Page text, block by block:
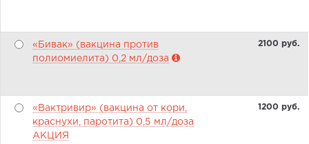
«Бивак» (вакцина против
полиомиелита) 0,2 мл/доза
2100 pуб.
«Вактривир» (вакцина от кори,
краснухи, паротита) 0,5 мл/доза
АКЦИЯ
1200 pуб.